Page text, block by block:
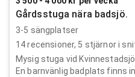
Gårdsstuga nära badsjö.
3-5 sängplatser
14recensioner, 5 stjärnor i
Mysig stuga vid
En barnvänlig badplats finns